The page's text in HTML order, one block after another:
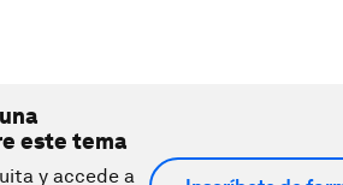
este tema
y accede a